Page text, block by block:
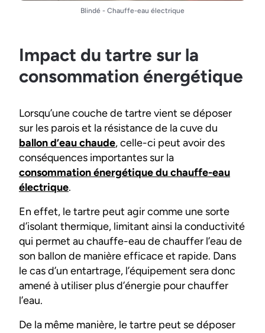
Blindé - Chauffe-eau électrique
Impact du tartre sur la
consommation énergétique
Lorsqu’une couche de tartre vient se déposer
sur les parois et la résistance de la cuve du
ballon d’eau chaude, celle-ci peut avoir des
conséquences importantes sur la
consommation énergétique du chauffe-eau
électrique.
En effet, le tartre peut agir comme une sorte
d’isolant thermique, limitant ainsi la conductivité
qui permet au chauffe-eau de chauffer l’eau de
son ballon de manière efficace et rapide. Dans
le cas d’un entartrage, l’équipement sera donc
amené à utiliser plus d’énergie pour chauffer
l’eau.
De la même manière, le tartre peut se déposer